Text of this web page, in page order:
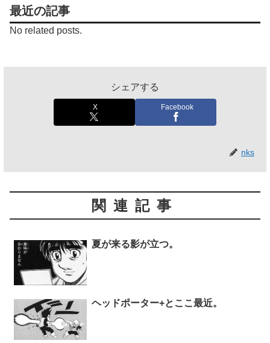
最近の記事
No related posts.
シェアする
X Facebook
nks
関連記事
夏が来る影が立つ。
ヘッドポーター+とここ最近。